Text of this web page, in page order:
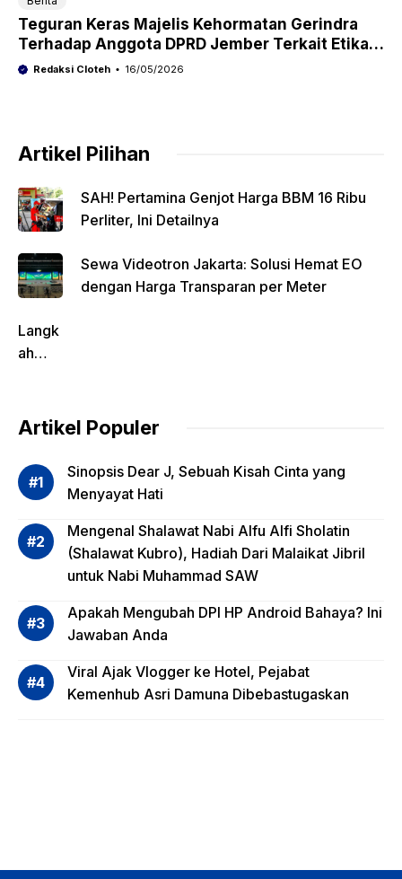
Teguran Keras Majelis Kehormatan Gerindra
Terhadap Anggota DPRD Jember Terkait Etika
Sidang
Redaksi Cloteh 16/05/2026
Artikel Pilihan
SAH! Pertamina Genjot Harga BBM 16 Ribu
Perliter, Ini Detailnya
Sewa Videotron Jakarta: Solusi Hemat EO
dengan Harga Transparan per Meter
Langk
ah
dalam
si
Risiko
asi
Reksa
Saja?
Artikel Populer
Sinopsis Dear J, Sebuah Kisah Cinta yang
Menyayat Hati
Mengenal Shalawat Nabi Alfu Alfi Sholatin
(Shalawat Kubro), Hadiah Dari Malaikat Jibril
untuk Nabi Muhammad SAW
Apakah Mengubah DPI HP Android Bahaya? Ini
Jawaban Anda
Viral Ajak Vlogger ke Hotel, Pejabat
Kemenhub Asri Damuna Dibebastugaskan